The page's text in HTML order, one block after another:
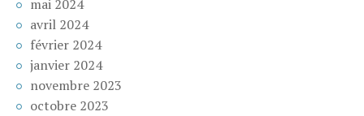
mai 2024
avril 2024
février 2024
janvier 2024
novembre 2023
octobre 2023